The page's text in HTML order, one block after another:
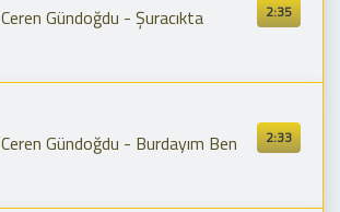
2:35
Ceren Gündoğdu - Şuracıkta
2:33
Ceren Gündoğdu - Burdayım Ben